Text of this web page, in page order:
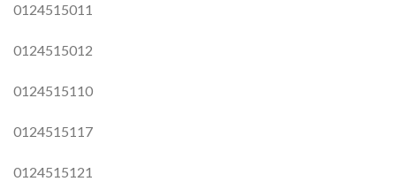
0124515011
0124515012
0124515110
0124515117
0124515121